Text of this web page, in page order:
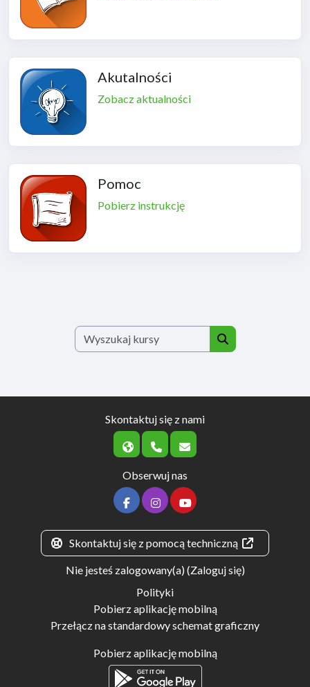
Akutalności
Zobacz aktualności
Pomoc
Pobierz instrukcję
Wyszukaj kursy
Wyszukaj kursy
Skontaktuj się z nami
Obserwuj nas
Skontaktuj się z pomocą techniczną
Nie jesteś zalogowany(a) (Zaloguj się)
Polityki
Pobierz aplikację mobilną
Przełącz na standardowy schemat graficzny
Pobierz aplikację mobilną